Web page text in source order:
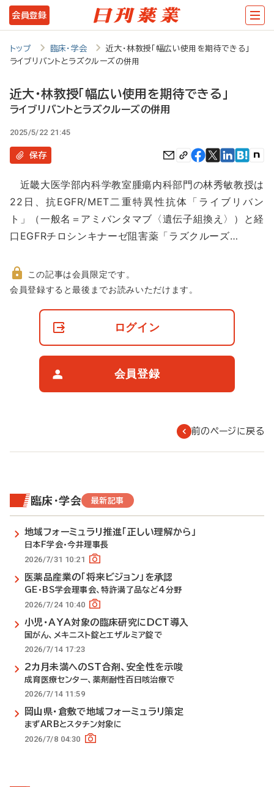
メ
イ
テ
ツ
に
動
会員登録
トップ 臨床・学会
近大・林教授「幅広い使用を期待できる」
ライブリバントとラズクルーズの併用
近大・林教授「幅広い使用を期待できる」
ライブリバントとラズクルーズの併用
2025/5/22 21:45
保存
近畿大医学部内科学教室腫瘍内科部門の林秀敏教授は
22日、抗EGFR/MET二重特異性抗体「ライブリバン
ト」（一般名＝アミバンタマブ〈遺伝子組換え〉）と経
口EGFRチロシンキナーゼ阻害薬「ラズクルーズ…
非
この記事は会員限定です。
会員登録すると最後までお読みいただけます。
ログイン
会員登録
前のページに戻る
臨床・学会 最新記事
地域フォーミュラリ推進「正しい理解から」
日本F学会・今井理事長
2026/7/31 10:21
医薬品産業の「将来ビジョン」を承認
GE・BS学会理事会、特許満了品など4分野
2026/7/24 10:40
小児・AYA対象の臨床研究にDCT導入
国がん、メキニスト錠とエザルミア錠で
2026/7/14 17:23
2カ月未満へのST合剤、安全性を示唆
成育医療センター、薬剤耐性百日咳治療で
2026/7/14 11:59
岡山県・倉敷で地域フォーミュラリ策定
まずARBとスタチン対象に
2026/7/8 04:30